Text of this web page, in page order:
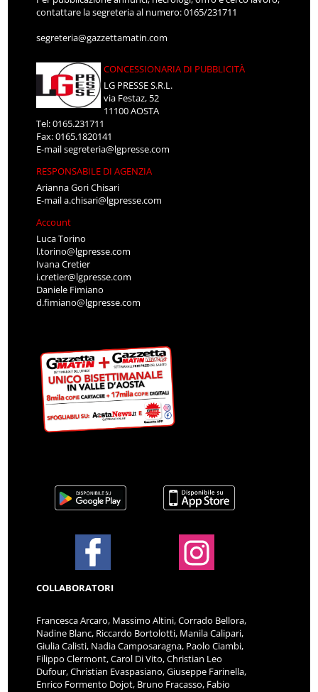
contattare la segreteria al numero: 0165/231711
segreteria@gazzettamatin.com
CONCESSIONARIA DI PUBBLICITÀ
LG PRESSE S.R.L.
via Festaz, 52
11100 AOSTA
Tel: 0165.231711
Fax: 0165.1820141
E-mailsegreteria@lgpresse.com
RESPONSABILE DI AGENZIA
Arianna Gori Chisari
E-maila.chisari@lgpresse.com
Account
Luca Torino
l.torino@lgpresse.com
Ivana Cretier
i.cretier@lgpresse.com
Daniele Fimiano
d.fimiano@lgpresse.com
COLLABORATORI
Francesca Arcaro, Massimo Altini, Corrado Bellora,
Nadine Blanc, Riccardo Bortolotti, Manila Calipari,
Giulia Calisti, Nadia Camposaragna, Paolo Ciambi,
Filippo Clermont, Carol Di Vito, Christian Leo
Dufour, Christian Evaspasiano, Giuseppe Farinella,
Enrico Formento Dojot, Bruno Fracasso, Fabio